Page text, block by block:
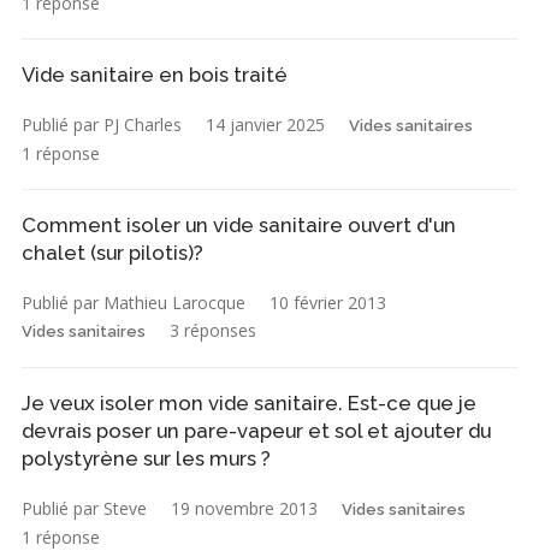
Vide sanitaire en bois traité
Publié par PJ Charles 14 janvier 2025 Vides sanitaires
1 réponse
Comment isoler un vide sanitaire ouvert d'un
chalet (sur pilotis)?
Publié par Mathieu Larocque 10 février 2013
Vides sanitaires 3 réponses
Je veux isoler mon vide sanitaire. Est-ce que je
devrais poser un pare-vapeur et sol et ajouter du
polystyrène sur les murs ?
Publié par Steve 19 novembre 2013 Vides sanitaires
1 réponse